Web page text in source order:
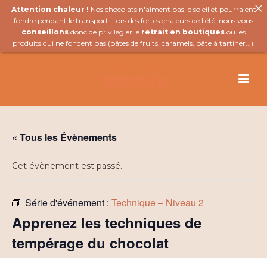
« Tous les Évènements
Cet évènement est passé.
Série d'événement : Technique – Niveau 2
Apprenez les techniques de
tempérage du chocolat
Attention chaleur ! Nos chocolats n'aiment pas le soleil et pourraient
fondre pendant le transport. Lors des fortes chaleurs de l'été, nous vous
conseillons donc de privilégier le retrait en boutiques ou les
produits qui ne fondent pas (pâtes de fruits, caramels, pâte à tartiner...).